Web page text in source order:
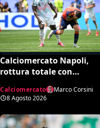
Calciomercato Napoli,
rottura totale con
tenta il blitz ma c’è il nodo
clausola Chelsea
Calciomercato
Marco Corsini
8 Agosto 2026